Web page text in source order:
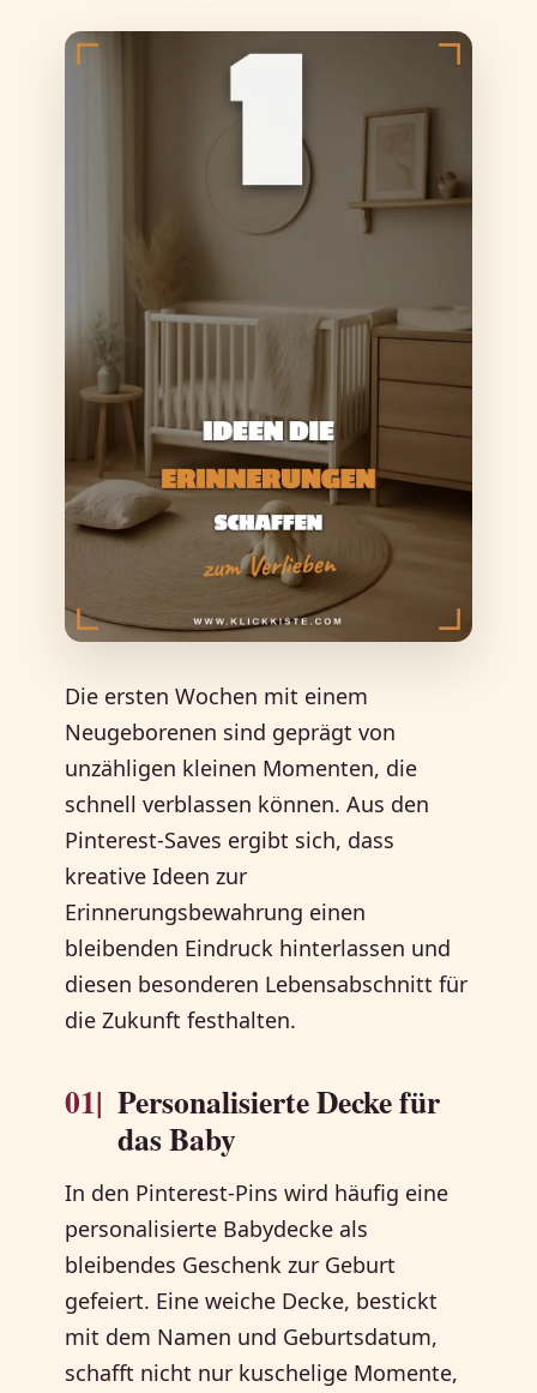
Die ersten Wochen mit einem
Neugeborenen sind geprägt von
unzähligen kleinen Momenten, die
schnell verblassen können. Aus den
Pinterest-Saves ergibt sich, dass
kreative Ideen zur
Erinnerungsbewahrung einen
bleibenden Eindruck hinterlassen und
diesen besonderen Lebensabschnitt für
die Zukunft festhalten.
01| Personalisierte Decke für
das Baby
In den Pinterest-Pins wird häufig eine
personalisierte Babydecke als
bleibendes Geschenk zur Geburt
gefeiert. Eine weiche Decke, bestickt
mit dem Namen und Geburtsdatum,
schafft nicht nur kuschelige Momente,